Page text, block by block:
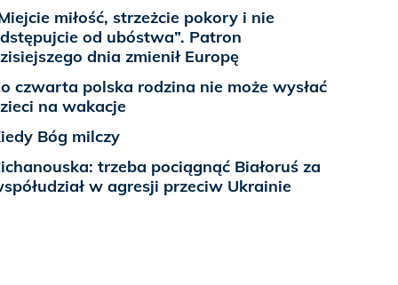
miłość, strzeżcie pokory i nie
od ubóstwa”. Patron
dnia zmienił Europę
czwarta polska rodzina nie może wysłać
na wakacje
Bóg milczy
trzeba pociągnąć Białoruś za
w agresji przeciw Ukrainie